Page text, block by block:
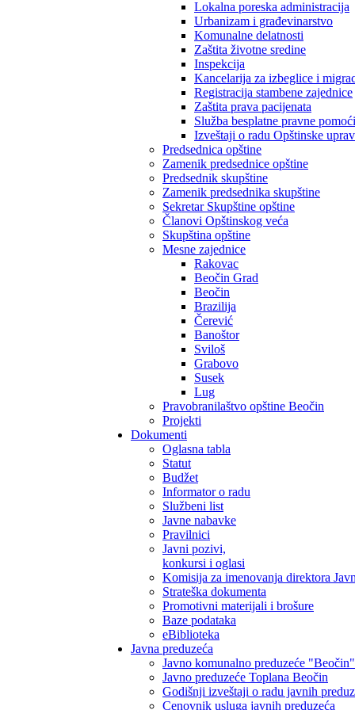
Lokalna poreska administracija
Urbanizam i građevinarstvo
Komunalne delatnosti
Zaštita životne sredine
Inspekcija
Kancelarija za izbeglice i
Registracija stambene zajednice
Zaštita prava pacijenata
Služba besplatne pravne pomoći
Izveštaji o radu Opštinske
Predsednica opštine
Zamenik predsednice opštine
Predsednik skupštine
Zamenik predsednika skupštine
Sekretar Skupštine opštine
Članovi Opštinskog veća
Skupština opštine
Mesne zajednice
Rakovac
Beočin Grad
Beočin
Brazilija
Čerević
Banoštor
Sviloš
Grabovo
Susek
Lug
Pravobranilaštvo opštine Beočin
Projekti
Dokumenti
Oglasna tabla
Statut
Budžet
Informator o radu
Službeni list
Javne nabavke
Pravilnici
Javni pozivi,
konkursi i oglasi
Komisija za imenovanja direktora
Strateška dokumenta
Promotivni materijali i brošure
Baze podataka
eBiblioteka
Javna preduzeća
Javno komunalno preduzeće "Beočin"
Javno preduzeće Toplana Beočin
Godišnji izveštaji o radu javnih
Cenovnik usluga javnih preduzeća